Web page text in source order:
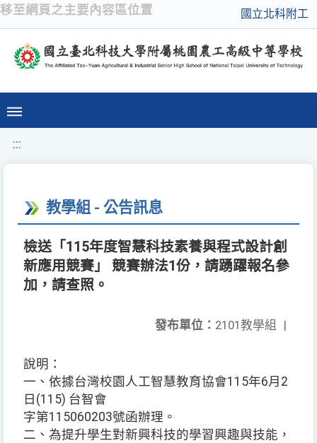
移至網頁之主要內容區位置 國立北科附工
:::
教學組 - 公告訊息
檢送「115年度智慧科技素養與程式設計創
新應用競賽」 競賽辦法1份，請踴躍報名參
加，請查照。
發布單位： 2101教學組 |
說明：
一、依據台灣校園人工智慧教育協會115年6月2
日(115) 台智會
字第115060203號函辦理。
二、為提升學生對新興科技的學習興趣與技能，